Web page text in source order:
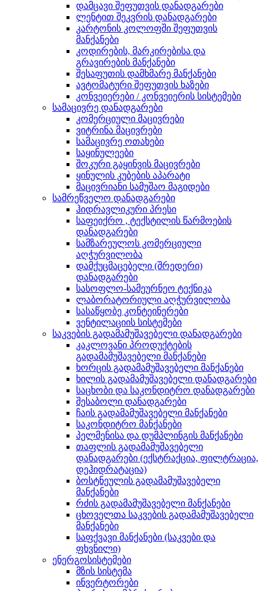
დამცავი შეფუთვის დანადგარები
ლენტით შეკვრის დანადგარები
კარტონის კოლოფში შეფუთვის
მანქანები
კოდირების, მარკირებისა და
გრავირების მანქანები
შესაფუთის დამხმარე მანქანები
ავტომატური შეფუთვის ხაზები
კონვეიერები / კონვეიერის სისტემები
სამაცივრე დანადგარები
კომერციული მაცივრები
ვიტრინა მაცივრები
სამაცივრე ოთახები
საყინულეები
შოკური გაყინვის მაცივრები
ყინულის კუბების აპარატი
მაცივრიანი სამუშაო მაგიდები
სამრეწველო დანადგარები
ჰიდრავლიკური პრესი
საფეიქრო , ტექსტილის წარმოების
დანადგარები
სამზარეულოს კომერციული
აღჭურვილობა
დამქუცმაცებელი (შრედერი)
დანადგარები
სასოფლო-სამეურნეო ტექნიკა
ლაბორატორიული აღჭურვილობა
სასაწყობე კონტეინერები
ვენტილაციის სისტემები
საკვების გადამამუშავებელი დანადგარები
კაკლოვანი პროდუქტების
გადამამუშავებელი მანქანები
ხორცის გადამამუშავებელი მანქანები
ხილის გადამამუშავებელი დანადგარები
საცხობი და საკონდიტრო დანადგარები
შესაბოლი დანადგარები
ჩაის გადამამუშავებელი მანქანები
საკონდიტრო მანქანები
პელმენისა და დუმპლინგის მანქანები
თაფლის გადამამუშავებელი
დანადგარები (ექსტრაქცია, ფილტრაცია,
დეჰიდრატაცია)
ბოსტნეულის გადამამუშავებელი
მანქანები
რძის გადამამუშავებელი მანქანები
ცხოველთა საკვების გადამამუშავებელი
მანქანები
საფქვავი მანქანები (საკვები და
ფხვნილი)
ენერგოსისტემები
მზის სისტემა
ინვერტორები